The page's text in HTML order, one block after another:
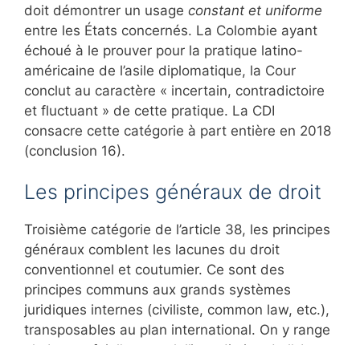
doit démontrer un usage constant et uniforme
entre les États concernés. La Colombie ayant
échoué à le prouver pour la pratique latino-
américaine de l’asile diplomatique, la Cour
conclut au caractère « incertain, contradictoire
et fluctuant » de cette pratique. La CDI
consacre cette catégorie à part entière en 2018
(conclusion 16).
Les principes généraux de droit
Troisième catégorie de l’article 38, les principes
généraux comblent les lacunes du droit
conventionnel et coutumier. Ce sont des
principes communs aux grands systèmes
juridiques internes (civiliste, common law, etc.),
transposables au plan international. On y range